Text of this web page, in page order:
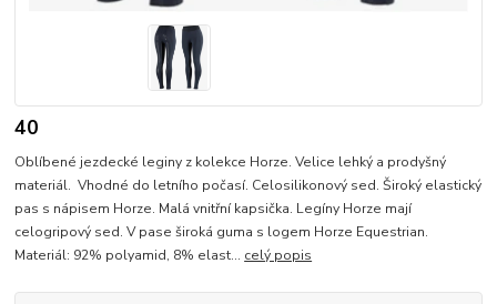
40
Oblíbené jezdecké leginy z kolekce Horze. Velice lehký a prodyšný
materiál. Vhodné do letního počasí. Celosilikonový sed. Široký elastický
pas s nápisem Horze. Malá vnitřní kapsička. Legíny Horze mají
celogripový sed. V pase široká guma s logem Horze Equestrian.
Materiál: 92% polyamid, 8% elast... celý popis